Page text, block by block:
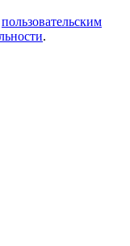
пользовательским
.